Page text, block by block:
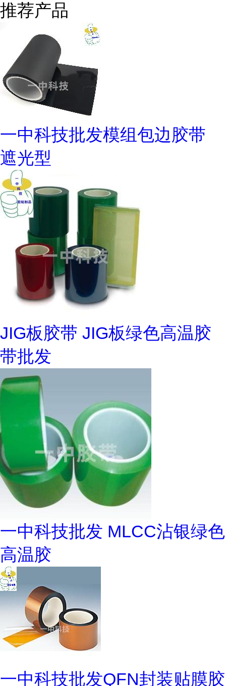
推荐产品
一中科技批发模组包边胶带
遮光型
JIG板胶带 JIG板绿色高温胶
带批发
一中科技批发 MLCC沾银绿色
高温胶
一中科技批发QFN封装贴膜胶